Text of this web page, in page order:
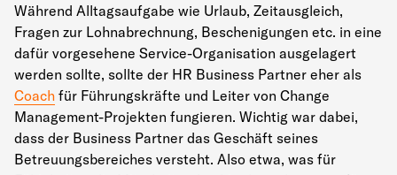
Während Alltagsaufgabe wie Urlaub, Zeitausgleich,
Fragen zur Lohnabrechnung, Beschenigungen etc. in eine
dafür vorgesehene Service-Organisation ausgelagert
werden sollte, sollte der HR Business Partner eher als
Coach für Führungskräfte und Leiter von Change
Management-Projekten fungieren. Wichtig war dabei,
dass der Business Partner das Geschäft seines
Betreuungsbereiches versteht. Also etwa, was für